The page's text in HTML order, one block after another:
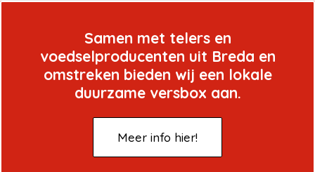
Samen met telers en
voedselproducenten uit Breda en
omstreken bieden wij een lokale
duurzame versbox aan.
Meer info hier!